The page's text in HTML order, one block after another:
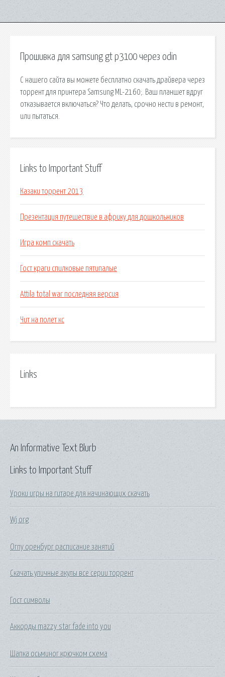
Прошивка для samsung gt p3100 через odin
С нашего сайта вы можете бесплатно скачать драйвера через
торрент для принтера Samsung ML-2160;. Ваш планшет вдруг
отказывается включаться? Что делать, срочно нести в ремонт,
или пытаться.
Links to Important Stuff
Казаки торрент 2013
Презентация путешествие в африку для дошкольников
Игра комп скачать
Гост краги спилковые пятипалые
Attila total war последняя версия
Чит на полет кс
Links
Links to Important Stuff
Уроки игры на гитаре для начинающих скачать
Wj org
Огпу оренбург расписание занятий
Скачать уличные акулы все серии торрент
Гост символы
Аккорды mazzy star fade into you
Шапка осьминог крючком схема
An Informative Text Blurb